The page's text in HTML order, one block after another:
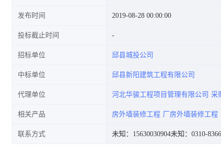
发布时间 2019-08-28 00:00:00
投标截止时间
招标单位 邱县城投公司
中标单位 邱县新阳建筑工程有限公司
代理单位 河北华骏工程项目管理有限公司 采
相关产品 房外墙装修工程 厂房外墙装修工程
联系方式 未知：15630030904未知：0310-